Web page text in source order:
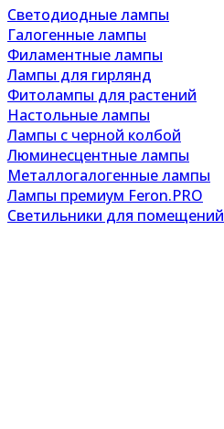
Светодиодные лампы
Галогенные лампы
Филаментные лампы
Лампы для гирлянд
Фитолампы для растений
Настольные лампы
Лампы с черной колбой
Люминесцентные лампы
Металлогалогенные лампы
Лампы премиум Feron.PRO
Светильники для помещений